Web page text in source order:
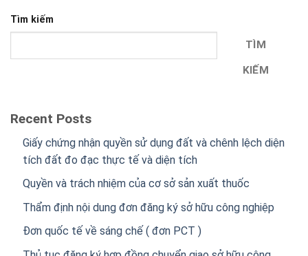
Tìm kiếm
TÌM
KIẾM
Recent Posts
Giấy chứng nhận quyền sử dụng đất và chênh lệch diện
tích đất đo đạc thực tế và diện tích
Quyền và trách nhiệm của cơ sở sản xuất thuốc
Thẩm định nội dung đơn đăng ký sở hữu công nghiệp
Đơn quốc tế về sáng chế ( đơn PCT )